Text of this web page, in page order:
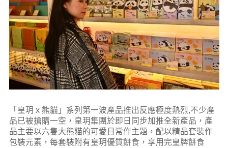
「皇玥 x 熊貓」系列第一波產品推出反應極度熱烈,不少產
品已被搶購一空，皇玥集團於即日同步加推全新產品，產
品主要以六隻大熊貓的可愛日常作主題，配以精品套裝作
包裝元素，每套裝附有皇玥優質餅食，享用完皇牌餅食